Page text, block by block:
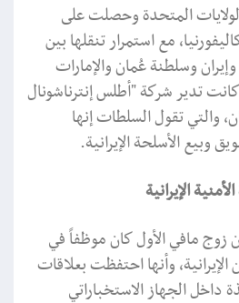
المتحدة وحصلت على
مع استمرار تنقلها بين
وسلطنة عُمان والإمارات
تدير شركة "أطلس إنترناشونال
والتي تقول السلطات إنها
الأسلحة الإيرانية.
الإيرانية
زوج مافي الأول كان موظفاً في
الإيرانية، وأنها احتفظت بعلاقات
الجهاز الاستخباراتي